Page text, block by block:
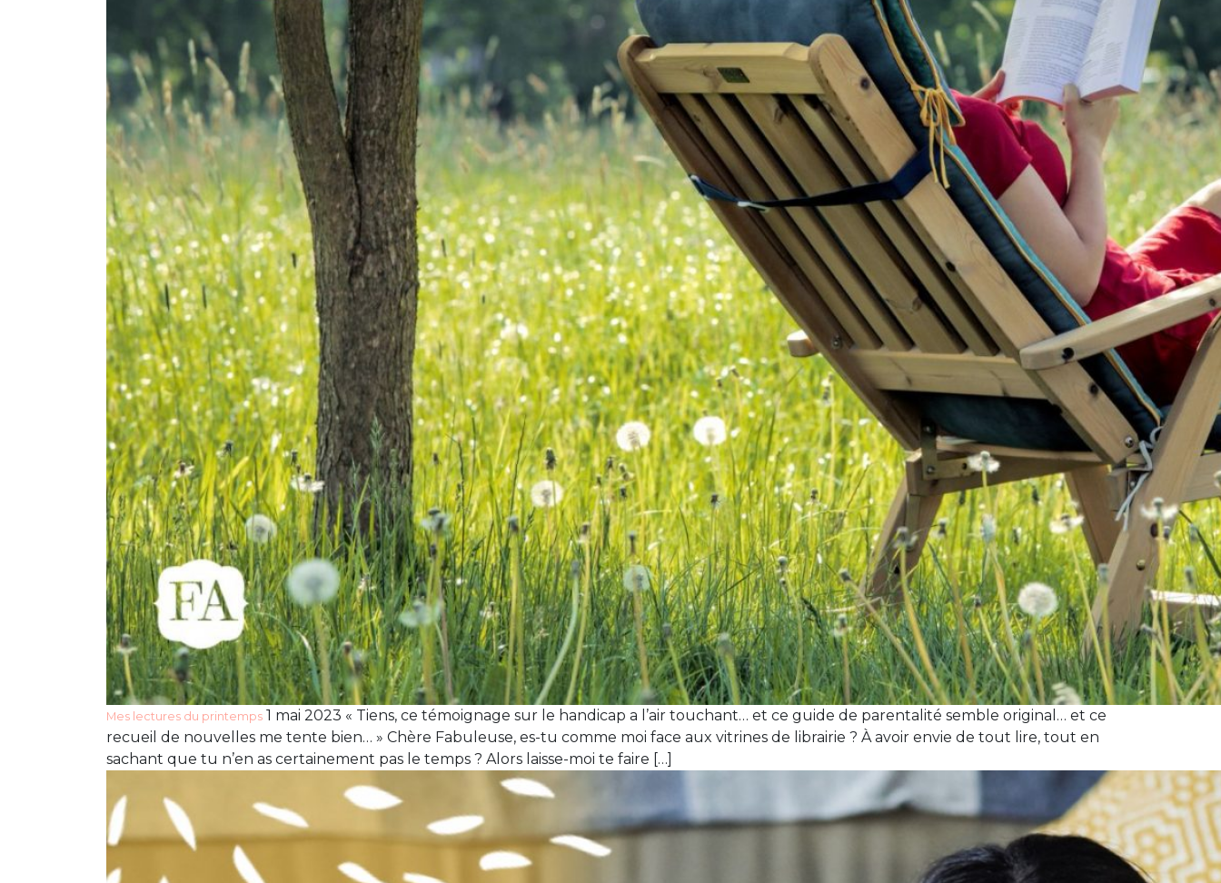
Mes lectures du printemps 1 mai 2023 « Tiens, ce témoignage sur le handicap a l’air touchant… et ce guide de parentalité semble original… et ce
recueil de nouvelles me tente bien… » Chère Fabuleuse, es-tu comme moi face aux vitrines de librairie ? À avoir envie de tout lire, tout en
sachant que tu n’en as certainement pas le temps ? Alors laisse-moi te faire […]